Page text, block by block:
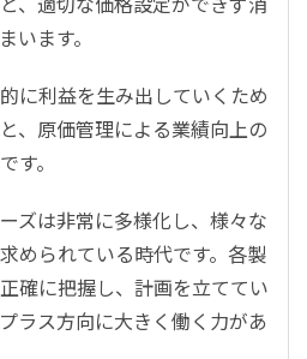
います。
に利益を生み出していくため
、原価管理による業績向上の
す。
ズは非常に多様化し、様々な
められている時代です。各製
確に把握し、計画を立ててい
ラス方向に大きく働く力があ